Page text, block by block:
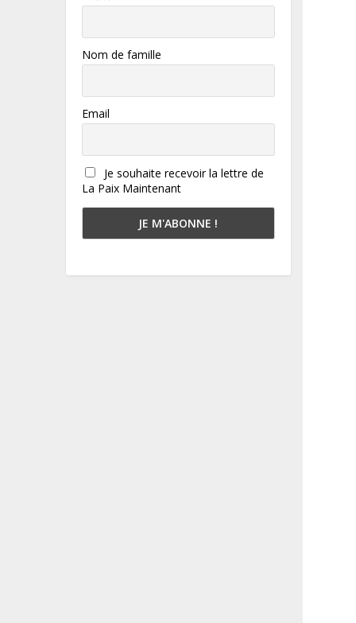
Nom de famille
Email
Je souhaite recevoir la lettre de
La Paix Maintenant